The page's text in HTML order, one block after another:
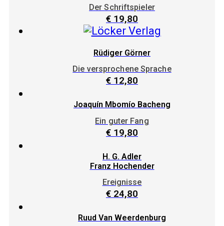
Der Schriftspieler
€ 19,80
Rüdiger Görner
Die versprochene Sprache
€ 12,80
Joaquín Mbomío Bacheng
Ein guter Fang
€ 19,80
H. G. Adler
Franz Hochender
Ereignisse
€ 24,80
Ruud Van Weerdenburg